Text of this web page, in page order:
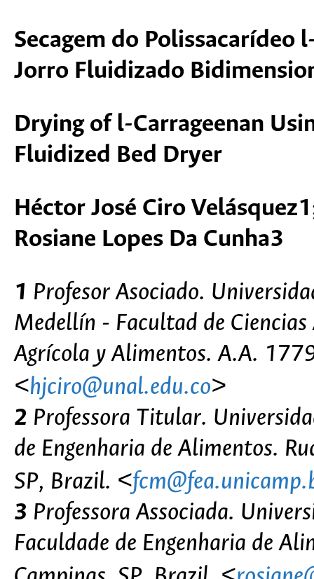
Secagem do Polissacarídeo
Jorro Fluidizado
Drying of l-Carrageenan
Fluidized Bed Dryer
Héctor José Ciro
Rosiane Lopes Da Cunha3
1 Profesor Asociado.
Medellín - Facultad de
Agrícola y Alimentos. A.A.
<hjciro@unal.edu.co>
2 Professora Titular.
de Engenharia de Alimentos.
SP, Brazil. <
3 Professora Associada.
Faculdade de Engenharia de